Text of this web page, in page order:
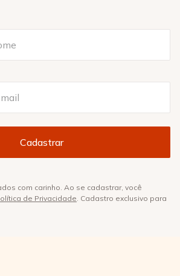
com carinho. Ao se cadastrar, você
de Privacidade. Cadastro exclusivo para